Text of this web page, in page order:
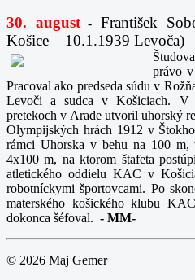
30. august-
František
Košice – 10.1.1939 Levoča)
právo
Pracoval ako predseda súdu v
Levoči a sudca v Košiciach. V
pretekoch v Arade utvoril uhorský
Olympijských hrách 1912 v
rámci Uhorska v behu na 100
4x100 m, na ktorom štafeta
atletického oddielu KAC v
robotníckymi športovcami. Po
materského košického klubu
dokonca šéfoval. - MM-
© 2026 Maj Gemer